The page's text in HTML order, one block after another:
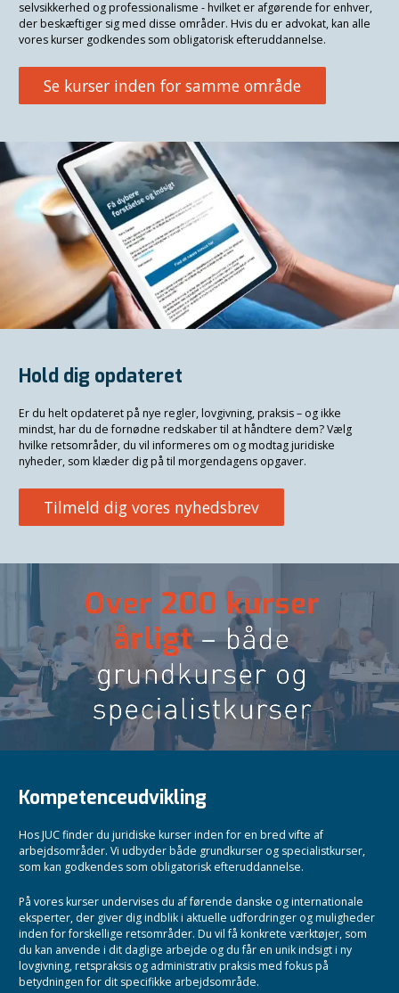
selvsikkerhed og professionalisme - hvilket er afgørende for enhver,
der beskæftiger sig med disse områder. Hvis du er advokat, kan alle
vores kurser godkendes som obligatorisk efteruddannelse.
Se kurser inden for samme område
Hold dig opdateret
Er du helt opdateret på nye regler, lovgivning, praksis – og ikke
mindst, har du de fornødne redskaber til at håndtere dem? Vælg
hvilke retsområder, du vil informeres om og modtag juridiske
nyheder, som klæder dig på til morgendagens opgaver.
Tilmeld dig vores nyhedsbrev
Kompetenceudvikling
Hos JUC finder du juridiske kurser inden for en bred vifte af
arbejdsområder. Vi udbyder både grundkurser og specialistkurser,
som kan godkendes som obligatorisk efteruddannelse.
På vores kurser undervises du af førende danske og internationale
eksperter, der giver dig indblik i aktuelle udfordringer og muligheder
inden for forskellige retsområder. Du vil få konkrete værktøjer, som
du kan anvende i dit daglige arbejde og du får en unik indsigt i ny
lovgivning, retspraksis og administrativ praksis med fokus på
betydningen for dit specifikke arbejdsområde.